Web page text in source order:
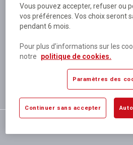
Plus de 180 personnes
à votre écoute
Plus de 80 000 références
disponibles
Expédition le jour même
si validation avant 12h
satisfaction totale
Vous pouvez accepter, refuser ou
vos préférences. Vos choix seront
pendant 6 mois.
Pour plus d’informations sur les
notre
politique de cookies.
Paramètres des
Continuer sans accepter